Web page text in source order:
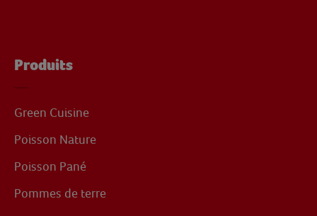
Produits
Green Cuisine
Poisson Nature
Poisson Pané
Pommes de terre